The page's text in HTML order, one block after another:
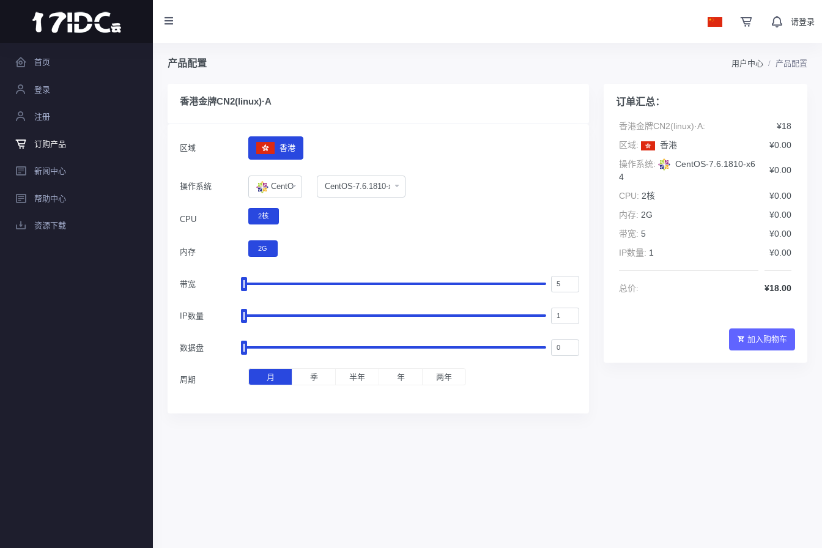
请登录
首页
登录
注册
订购产品
新闻中心
帮助中心
资源下载
产品配置 用户中心 产品配置
香港金牌CN2(linux)·A
区域 香港
操作系统 CentOS
CPU 2核
内存 2G
带宽
IP数量
数据盘
周期 月 季 半年 年 两年
订单汇总：
香港金牌CN2(linux)·A:
¥18
区域:
香港
¥0.00
操作系统:
CentOS-7.6.1810-x6
4
¥0.00
CPU: 2核
¥0.00
内存: 2G
¥0.00
带宽: 5
¥0.00
IP数量: 1 ¥0.00
总价: ¥18.00
加入购物车